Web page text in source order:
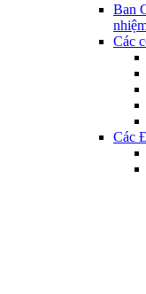
Ban
Các
Các